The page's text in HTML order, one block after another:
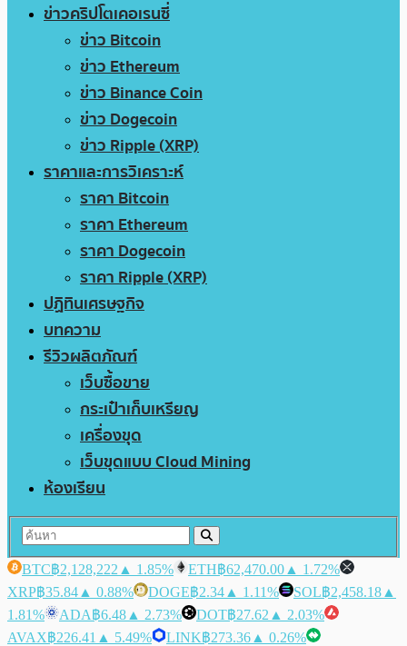
ข่าวคริปโตเคอเรนซี่
ข่าว Bitcoin
ข่าว Ethereum
ข่าว Binance Coin
ข่าว Dogecoin
ข่าว Ripple (XRP)
ราคาและการวิเคราะห์
ราคา Bitcoin
ราคา Ethereum
ราคา Dogecoin
ราคา Ripple (XRP)
ปฏิทินเศรษฐกิจ
บทความ
รีวิวผลิตภัณฑ์
เว็บซื้อขาย
กระเป๋าเก็บเหรียญ
เครื่องขุด
เว็บขุดแบบ Cloud Mining
ห้องเรียน
BTC฿2,128,222 ▲ 1.85% ETH฿62,470.00 ▲ 1.72%
XRP฿35.84 ▲ 0.88% DOGE฿2.34 ▲ 1.11% SOL฿2,458.18 ▲
1.81%
ADA฿6.48 ▲ 2.73% DOT฿27.62 ▲ 2.03%
AVAX฿226.41 ▲ 5.49% LINK฿273.36 ▲ 0.26%